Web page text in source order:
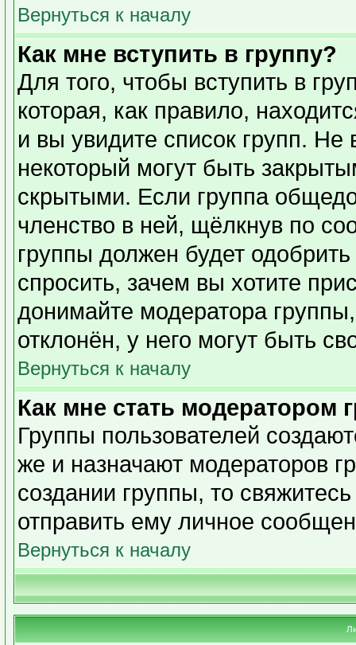
Вернуться к началу
Как мне вступить в группу?
Для того, чтобы вступить в
которая, как правило,
и вы увидите список групп. Не
некоторый могут быть
скрытыми. Если группа
членство в ней, щёлкнув по
группы должен будет
спросить, зачем вы хотите
донимайте модератора
отклонён, у него могут быть
Вернуться к началу
Как мне стать модератором
Группы пользователей
же и назначают модераторов
создании группы, то
отправить ему личное
Вернуться к началу